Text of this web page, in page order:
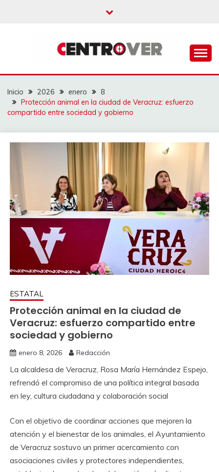
CENTROVER
NOTICIAS
Inicio 2026 enero
8
Protección animal en la ciudad de Veracruz: esfuerzo
compartido entre sociedad y gobierno
ESTATAL
Protección animal en la ciudad de
Veracruz: esfuerzo compartido entre
sociedad y gobierno
enero 8, 2026 Redacción
La alcaldesa de Veracruz, Rosa María Hernández Espejo,
refrendó el compromiso de una política integral basada
en ley, cultura ciudadana y colaboración social
Con el objetivo de coordinar acciones que mejoren la
atención y el bienestar de los animales, el Ayuntamiento
de Veracruz sostuvo un primer acercamiento con
asociaciones civiles y protectores independientes,